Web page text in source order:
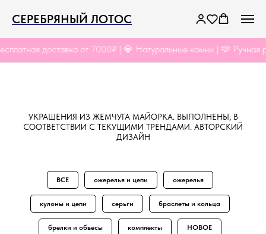
СЕРЕБРЯНЫЙ ЛОТОС
доставка от 7000₽ | 💎 Натуральные камни | 🫶 Ручная
УКРАШЕНИЯ ИЗ ЖЕМЧУГА МАЙОРКА. ВЫПОЛНЕНЫ, В
СООТВЕТСТВИИ С ТЕКУЩИМИ ТРЕНДАМИ. АВТОРСКИЙ
ДИЗАЙН
ВСЕ ожерелья и цепи ожерелья
кулоны и цепи серьги браслеты и кольца
брелки и обвесы комплекты НОВОЕ